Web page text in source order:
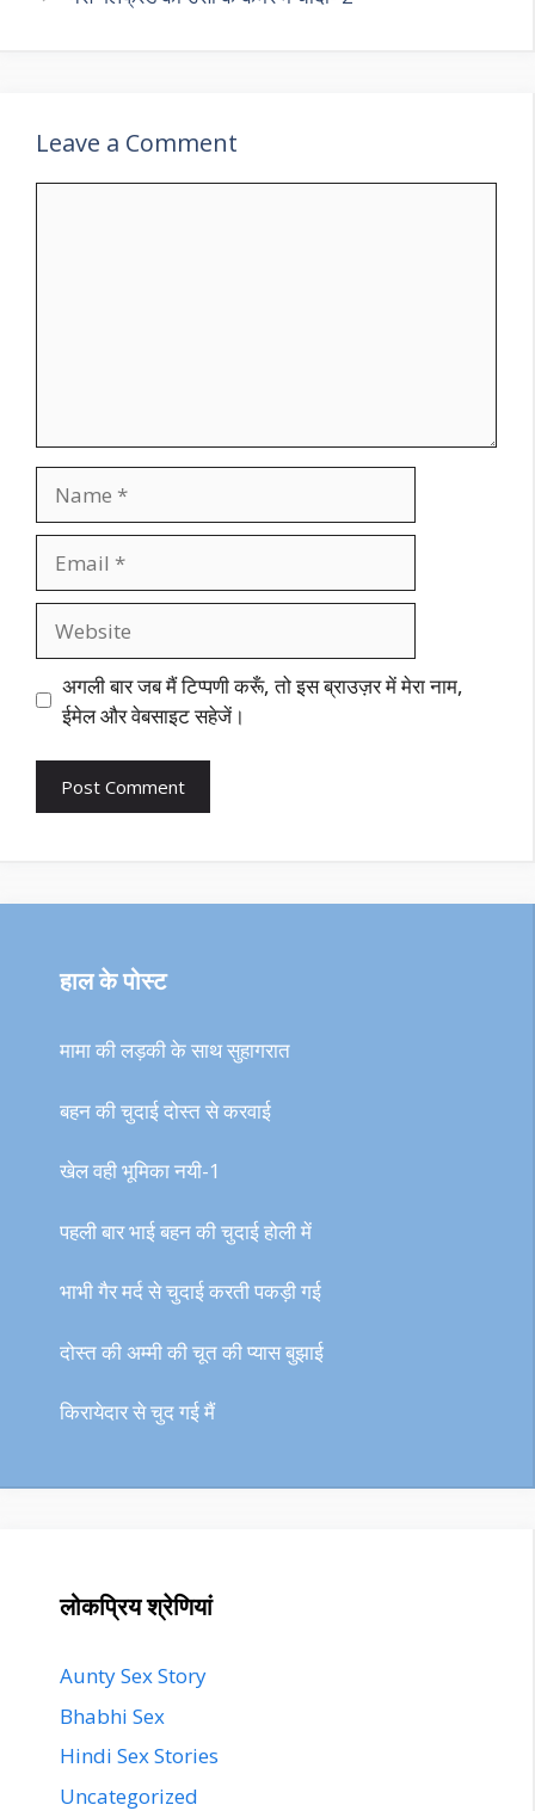
Leave a Comment
अगली बार जब मैं टिप्पणी करूँ, तो इस ब्राउज़र में मेरा नाम,
ईमेल और वेबसाइट सहेजें।
हाल के पोस्ट
मामा की लड़की के साथ सुहागरात
बहन की चुदाई दोस्त से करवाई
खेल वही भूमिका नयी-1
पहली बार भाई बहन की चुदाई होली में
भाभी गैर मर्द से चुदाई करती पकड़ी गई
दोस्त की अम्मी की चूत की प्यास बुझाई
किरायेदार से चुद गई मैं
लोकप्रिय श्रेणियां
Aunty Sex Story
Bhabhi Sex
Hindi Sex Stories
Uncategorized